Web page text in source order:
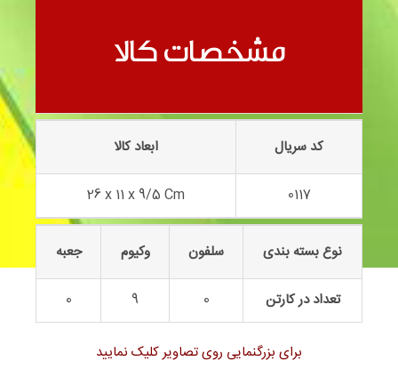
جرثقیل اسکانیا 0117مشخصات کالا
کد سریال ابعاد کالا
0117
26 x 11 x 9/5 Cm
نوع بسته بندی سلفون وکیوم جعبه
تعداد در کارتن 0
9
0
برای بزرگنمایی روی تصاویر کلیک نمایید